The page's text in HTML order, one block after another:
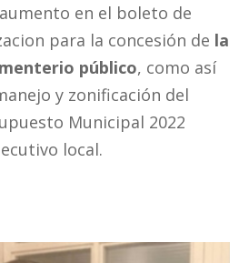
en el boleto de
para la concesión de la
público, como así
y zonificación del
Municipal 2022
local.